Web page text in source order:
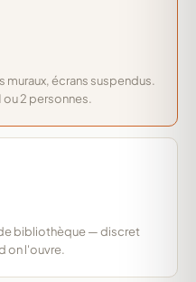
muraux, écrans suspendus.
2 personnes.
de bibliothèque — discret
on l'ouvre.